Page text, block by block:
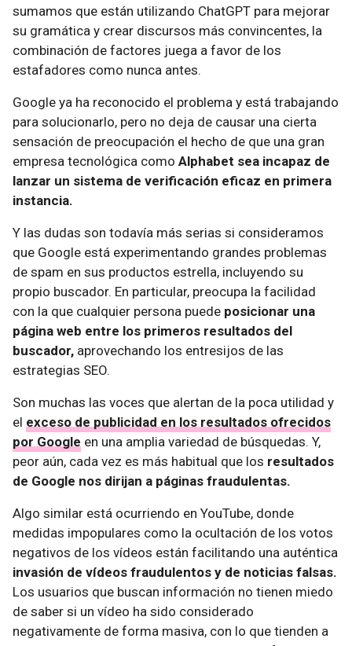
sumamos que están utilizando ChatGPT para mejorar
su gramática y crear discursos más convincentes, la
combinación de factores juega a favor de los
estafadores como nunca antes.
Google ya ha reconocido el problema y está trabajando
para solucionarlo, pero no deja de causar una cierta
sensación de preocupación el hecho de que una gran
empresa tecnológica como Alphabet sea incapaz de
lanzar un sistema de verificación eficaz en primera
instancia.
Y las dudas son todavía más serias si consideramos
que Google está experimentando grandes problemas
de spam en sus productos estrella, incluyendo su
propio buscador. En particular, preocupa la facilidad
con la que cualquier persona puede posicionar una
página web entre los primeros resultados del
buscador, aprovechando los entresijos de las
estrategias SEO.
Son muchas las voces que alertan de la poca utilidad y
el exceso de publicidad en los resultados ofrecidos
por Google en una amplia variedad de búsquedas. Y,
peor aún, cada vez es más habitual que los resultados
de Google nos dirijan a páginas fraudulentas.
Algo similar está ocurriendo en YouTube, donde
medidas impopulares como la ocultación de los votos
negativos de los vídeos están facilitando una auténtica
invasión de vídeos fraudulentos y de noticias falsas.
Los usuarios que buscan información no tienen miedo
de saber si un vídeo ha sido considerado
negativamente de forma masiva, con lo que tienden a